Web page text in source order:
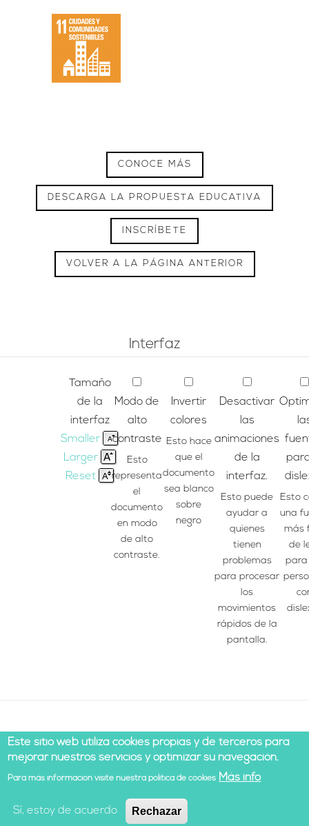
CONOCE MÁS
DESCARGA LA PROPUESTA EDUCATIVA
INSCRÍBETE
VOLVER A LA PÁGINA ANTERIOR
Interfaz
Tamaño
de la
interfaz
Smaller
Larger
Reset
Modo de
alto
contraste
Esto
representa
el
documento
en modo
de alto
contraste.
Invertir
colores
Esto hace
que el
documento
sea blanco
sobre
negro
Desactivar
las
animaciones
de la
interfaz.
Esto puede
ayudar a
quienes
tienen
problemas
para procesar
los
movimientos
rápidos de la
pantalla.
Esto
una
más
de
para
© 2021 Todos los derechos reservados |Aviso legal
Política de cookies
Desarrollado por Cesefor
Este sitio web utiliza cookies propias y de terceros para
mejorar nuestros servicios y optimizar su navegación.
Para más información visite nuestra política de cookies Más info
Sí, estoy de acuerdo Rechazar